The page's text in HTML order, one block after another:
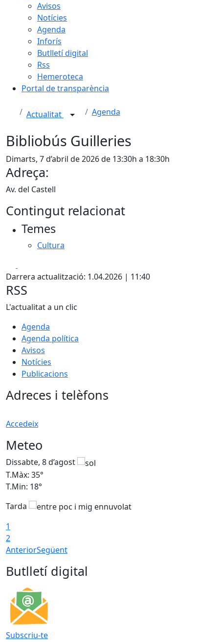
Avisos
Notícies
Agenda
Inforís
Butlletí digital
Rss
Hemeroteca
Portal de transparència
Actualitat Agenda
Bibliobús Guilleries
Dimarts, 7 d’abril de 2026 de 13:30h a 18:30h
Adreça:
Av. del Castell
Contingut relacionat
Temes
Cultura
Darrera actualització: 1.04.2026 | 11:40
RSS
L'actualitat a un clic
Agenda
Agenda política
Avisos
Notícies
Publicacions
Adreces i telèfons
Accedeix
Meteo
Dissabte, 8 d’agost
T.Màx: 35°
T.Min: 18°
Tarda
1
2
AnteriorSegüent
Butlletí digital
Subscriu-te